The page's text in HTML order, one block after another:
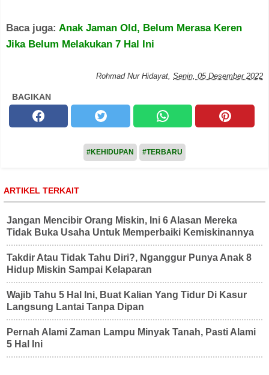
Baca juga: Anak Jaman Old, Belum Merasa Keren
Jika Belum Melakukan 7 Hal Ini
Rohmad Nur Hidayat Senin, 05 Desember 2022
BAGIKAN
#KEHIDUPAN #TERBARU
ARTIKEL TERKAIT
Jangan Mencibir Orang Miskin, Ini 6 Alasan Mereka
Tidak Buka Usaha Untuk Memperbaiki Kemiskinannya
Takdir Atau Tidak Tahu Diri?, Nganggur Punya Anak 8
Hidup Miskin Sampai Kelaparan
Wajib Tahu 5 Hal Ini, Buat Kalian Yang Tidur Di Kasur
Langsung Lantai Tanpa Dipan
Pernah Alami Zaman Lampu Minyak Tanah, Pasti Alami
5 Hal Ini